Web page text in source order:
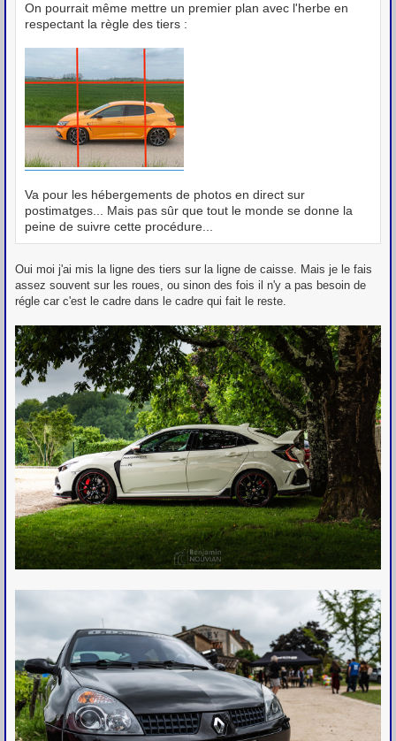
On pourrait même mettre un premier plan avec l'herbe en
respectant la règle des tiers :
Va pour les hébergements de photos en direct sur
postimatges... Mais pas sûr que tout le monde se donne la
peine de suivre cette procédure...
Oui moi j'ai mis la ligne des tiers sur la ligne de caisse. Mais je le fais
assez souvent sur les roues, ou sinon des fois il n'y a pas besoin de
régle car c'est le cadre dans le cadre qui fait le reste.